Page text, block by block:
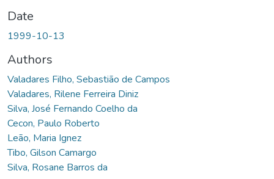
Date
1999-10-13
Authors
Valadares Filho, Sebastião de Campos
Valadares, Rilene Ferreira Diniz
Silva, José Fernando Coelho da
Cecon, Paulo Roberto
Leão, Maria Ignez
Tibo, Gilson Camargo
Silva, Rosane Barros da